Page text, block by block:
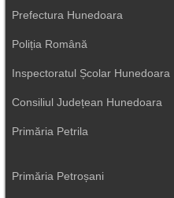
Prefectura Hunedoara
Poliția Română
Inspectoratul Școlar Hunedoara
Consiliul Județean Hunedoara
Primăria Petrila
Primăria Petroșani